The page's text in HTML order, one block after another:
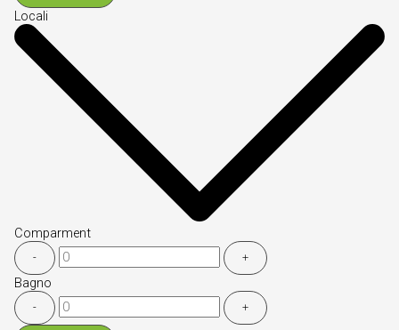
Locali
Comparment
- +
Bagno
- +